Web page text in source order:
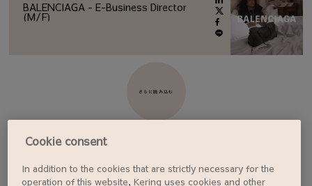
BALENCIAGA - E-Business Director
(M/F)
さらに読み込む
ジョブアラートを設定する
Cookie consent
In addition to the cookies that are strictly necessary for the
operation of this website, Kering uses cookies and other